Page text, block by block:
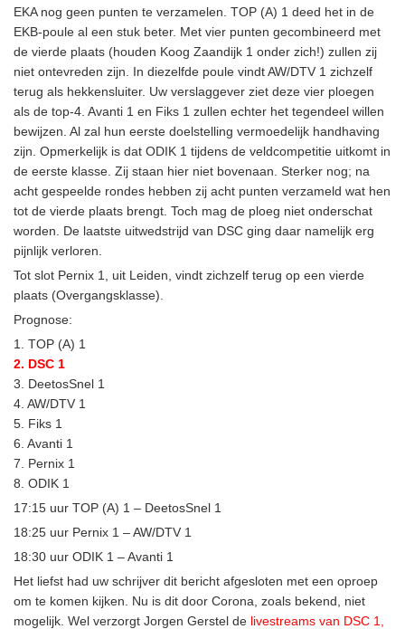
EKA nog geen punten te verzamelen. TOP (A) 1 deed het in de
EKB-poule al een stuk beter. Met vier punten gecombineerd met
de vierde plaats (houden Koog Zaandijk 1 onder zich!) zullen zij
niet ontevreden zijn. In diezelfde poule vindt AW/DTV 1 zichzelf
terug als hekkensluiter. Uw verslaggever ziet deze vier ploegen
als de top-4. Avanti 1 en Fiks 1 zullen echter het tegendeel willen
bewijzen. Al zal hun eerste doelstelling vermoedelijk handhaving
zijn. Opmerkelijk is dat ODIK 1 tijdens de veldcompetitie uitkomt in
de eerste klasse. Zij staan hier niet bovenaan. Sterker nog; na
acht gespeelde rondes hebben zij acht punten verzameld wat hen
tot de vierde plaats brengt. Toch mag de ploeg niet onderschat
worden. De laatste uitwedstrijd van DSC ging daar namelijk erg
pijnlijk verloren.
Tot slot Pernix 1, uit Leiden, vindt zichzelf terug op een vierde
plaats (Overgangsklasse).
Prognose:
1. TOP (A) 1
2. DSC 1
3. DeetosSnel 1
4. AW/DTV 1
5. Fiks 1
6. Avanti 1
7. Pernix 1
8. ODIK 1
17:15 uur TOP (A) 1 – DeetosSnel 1
18:25 uur Pernix 1 – AW/DTV 1
18:30 uur ODIK 1 – Avanti 1
Het liefst had uw schrijver dit bericht afgesloten met een oproep
om te komen kijken. Nu is dit door Corona, zoals bekend, niet
mogelijk. Wel verzorgt Jorgen Gerstel de livestreams van DSC 1,